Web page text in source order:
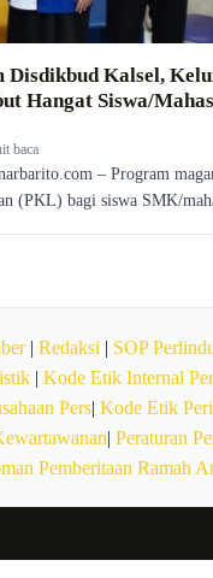
Disdikbud Kalsel,
Hangat Siswa/
baca
– Program
(PKL) bagi siswa SMK/
| Redaksi | SOP
| Kode Etik Internal
Pers| Kode Etik
| Peraturan
Pemberitaan Ramah